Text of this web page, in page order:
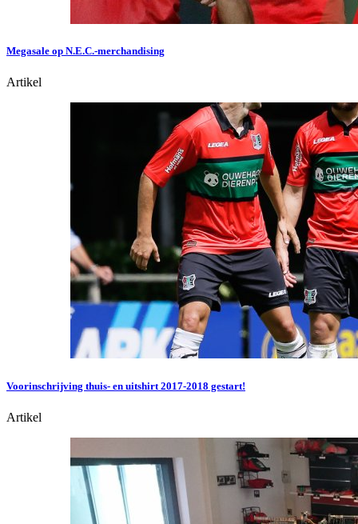
Megasale op N.E.C.-merchandising
Artikel
Voorinschrijving thuis- en uitshirt 2017-2018 gestart!
Artikel